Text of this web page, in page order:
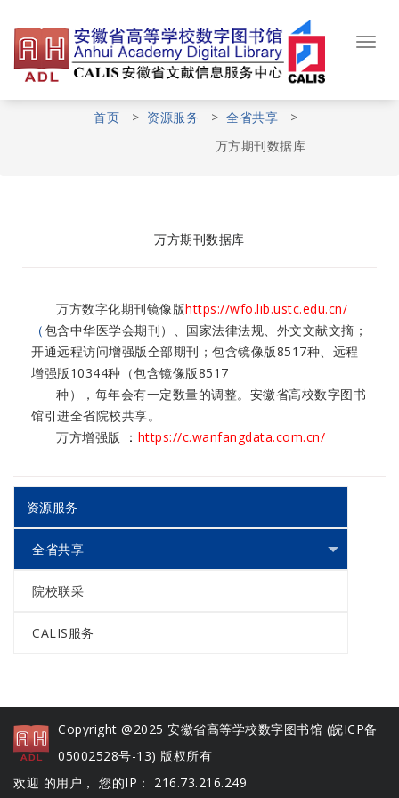
content
首页 > 资源服务 >全省共享 >
万方期刊数据库
万方期刊数据库
万方数字化期刊镜像版https://wfo.lib.ustc.edu.cn/
（包含中华医学会期刊）、国家法律法规、外文文献文摘；
开通远程访问增强版全部期刊；包含镜像版8517种、远程
增强版10344种（包含镜像版8517
种），每年会有一定数量的调整。安徽省高校数字图书
馆引进全省院校共享。
万方增强版
： https://c.wanfangdata.com.cn/
资源服务
全省共享
院校联采
CALIS服务
Copyright @2025 安徽省高等学校数字图书馆 (皖ICP备
05002528号-13) 版权所有
欢迎 的用户， 您的IP： 216.73.216.249